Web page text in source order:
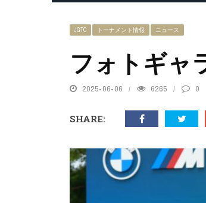
JGTC トーナメント情報 ニュース
フォトギャ
2025-06-06 6265 0
SHARE: